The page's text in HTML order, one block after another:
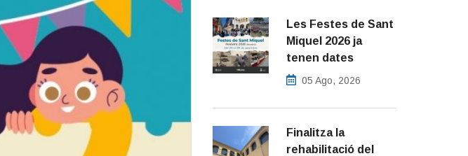
Les Festes de Sant
Miquel 2026 ja
tenen dates
05 Ago, 2026
Finalitza la
rehabilitació del